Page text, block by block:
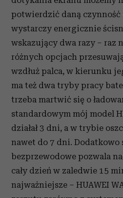
potwierdzić daną czynność
wystarczy energicznie
wskazujący dwa razy – raz
różnych opcjach
wzdłuż palca, w kierunku
ma też dwa tryby pracy
trzeba martwić się o
standardowym mój model
działał 3 dni, a w trybie
nawet do 7 dni. Dodatkowo
bezprzewodowe pozwala
cały dzień w zaledwie 15
najważniejsze – HUAWEI